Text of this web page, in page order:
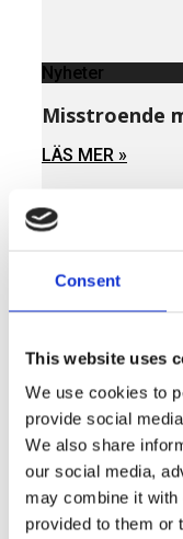
Consent
This website uses
We use cookies to
provide social
We also share
our social media,
may combine it with
provided to them or
Nyheter
Misstroende
LÄS MER »